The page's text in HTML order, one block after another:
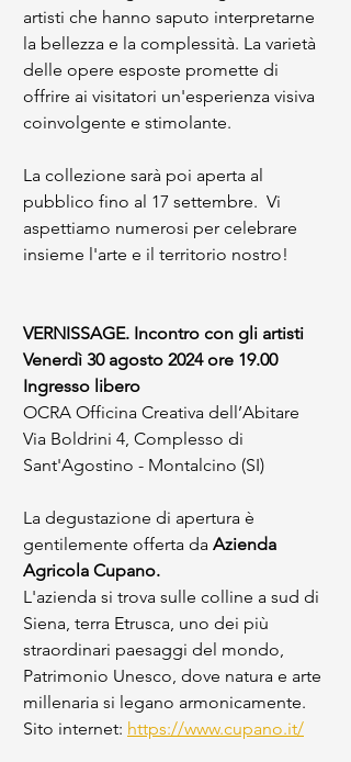
artisti che hanno saputo interpretarne
la bellezza e la complessità. La varietà
delle opere esposte promette di
offrire ai visitatori un'esperienza visiva
coinvolgente e stimolante.
La collezione sarà poi aperta al
pubblico fino al 17 settembre.  Vi
aspettiamo numerosi per celebrare
insieme l'arte e il territorio nostro!
VERNISSAGE. Incontro con gli artisti
Venerdì 30 agosto 2024 ore 19.00
Ingresso libero
OCRA Officina Creativa dell’Abitare
Via Boldrini 4, Complesso di
Sant'Agostino - Montalcino (SI)
La degustazione di apertura è
gentilemente offerta da Azienda
Agricola Cupano.
L'azienda si trova sulle colline a sud di
Siena, terra Etrusca, uno dei più
straordinari paesaggi del mondo,
Patrimonio Unesco, dove natura e arte
millenaria si legano armonicamente.
Sito internet: https://www.cupano.it/